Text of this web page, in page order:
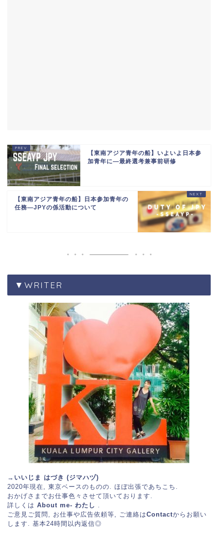
【東南アジア青年の船】いよいよ日本参
加青年に―最終選考兼事前研修
【東南アジア青年の船】日本参加青年の
任務―JPYの係活動について
▼WRITER
→いいじま はづき (ジマハヅ)
2020年現在, 東京ベースのものの. ほぼ出張であちこち.
おかげさまでお仕事色々させて頂いております.
詳しくは About me- わたし .
ご意見ご質問, お仕事や広告依頼等, ご連絡はContactからお願い
します. 基本24時間以内返信◎